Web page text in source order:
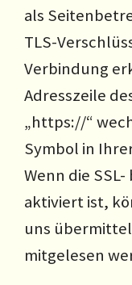
als
TLS-
Verbindung
Adresszeile
„https://“
Symbol in
Wenn die
aktiviert ist,
uns
mitgelesen